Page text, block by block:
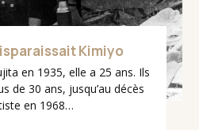
Kimiyo
en 1935, elle a 25 ans. Ils
de 30 ans, jusqu’au décès
en 1968…